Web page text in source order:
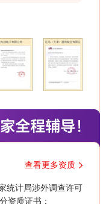
样的行业分析公司协助和支
于客户报告需求的延伸服务
展过程中继续保持紧密合
查看更多资质
统计局涉外调查许可
资质证书：